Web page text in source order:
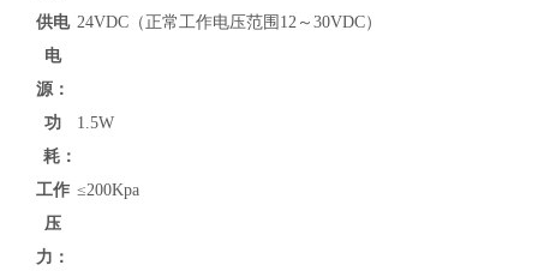
供电
电
源：
24VDC（正常工作电压范围12～30VDC）
功
耗：
1.5W
工作
压
力：
≤200Kpa